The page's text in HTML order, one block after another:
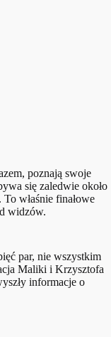
poznają swoje
się zaledwie około
właśnie finałowe
widzów.
par, nie wszystkim
Maliki i Krzysztofa
informacje o